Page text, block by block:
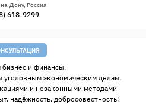
Дону, Россия
618-9299
бизнес и финансы.
экономическим делам.
и незаконными методами
надёжность, добросовестность!